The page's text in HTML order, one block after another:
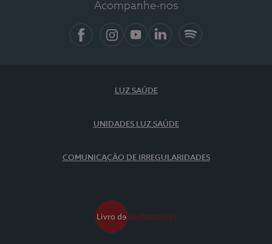
Acompanhe-nos
LUZ SAÚDE
UNIDADES LUZ SAÚDE
COMUNICAÇÃO DE IRREGULARIDADES